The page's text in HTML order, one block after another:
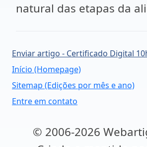
natural das etapas da
Enviar artigo - Certificado Digital
Início (Homepage)
Sitemap (Edições por mês e ano)
Entre em contato
© 2006-2026